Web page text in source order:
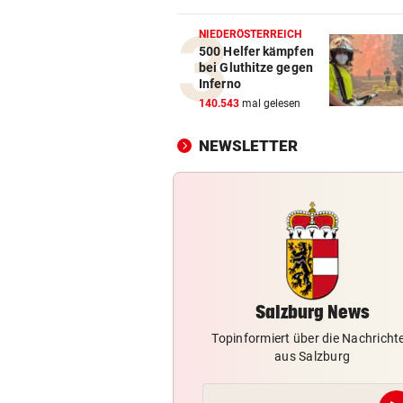
Prognose: Ein Titelfavorit
viele Unbekannte
NACH 14 JAHREN vor
Freund: „Es war nicht leicht
GRÖDIG-PRÄSIDENT
„Die Favoritenrolle nehmen
NACH REGENPAUSE
Wer auf die Fortsetzung der
Salzburg-Partie pochte
NIEDERÖSTERREICH
500 Helfer kämpfen
bei Gluthitze gegen
Inferno
140.543 mal gelesen
NEWSLETTER
Salzburg News
Topinformiert über die
aus Salzburg